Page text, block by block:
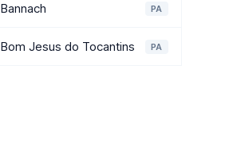
Bannach PA
Bom Jesus do Tocantins PA